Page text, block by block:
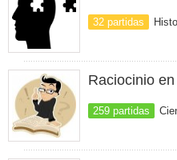
32 partidas
Raciocinio
259 partidas